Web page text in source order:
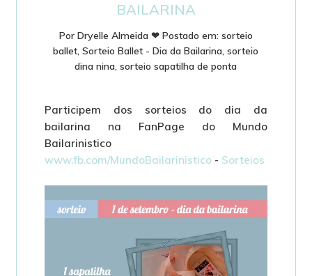
BAILARINA
Por Dryelle Almeida ❤ Postado em: sorteio
ballet,Sorteio Ballet - Dia da Bailarina,sorteio
dina nina,sorteio sapatilha de ponta
Participem dos sorteios do dia da
bailarina na FanPage do Mundo
Bailarinistico
www.fb.com/MundoBailarinistico - Sorteios